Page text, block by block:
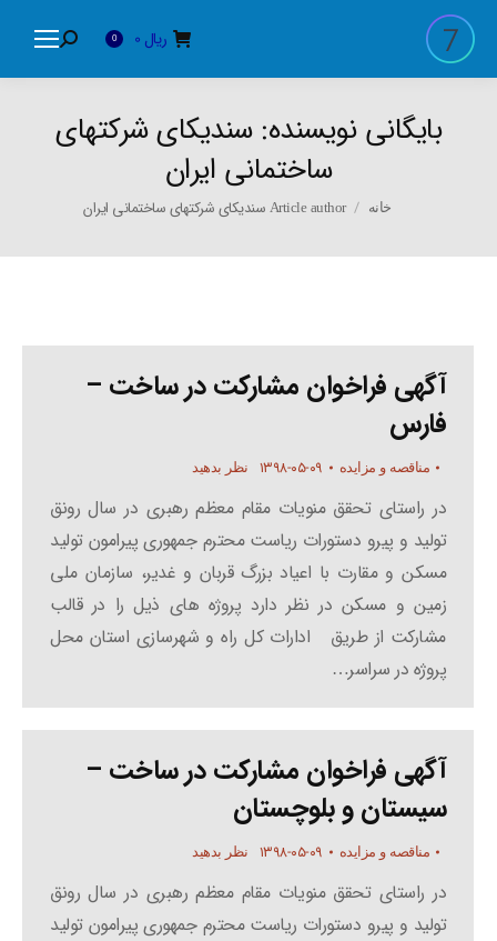
ریال 0
Search:
بایگانی نویسنده:سندیکای شرکتهای
ساختمانی ایران
You are here:
خانه Article author سندیکای شرکتهای ساختمانی ایران
آگهی فراخوان مشارکت در ساخت –
فارس
مناقصه و مزایده ۱۳۹۸-۰۵-۰۹ نظر بدهید
در راستای تحقق منویات مقام معظم رهبری در سال رونق
تولید و پیرو دستورات ریاست محترم جمهوری پیرامون تولید
مسکن و مقارت با اعیاد بزرگ قربان و غدیر، سازمان ملی
زمین و مسکن در نظر دارد پروژه های ذیل را در قالب
مشارکت از طریق ادارات کل راه و شهرسازی استان محل
پروژه در سراسر…
آگهی فراخوان مشارکت در ساخت –
سیستان و بلوچستان
مناقصه و مزایده ۱۳۹۸-۰۵-۰۹ نظر بدهید
در راستای تحقق منویات مقام معظم رهبری در سال رونق
تولید و پیرو دستورات ریاست محترم جمهوری پیرامون تولید